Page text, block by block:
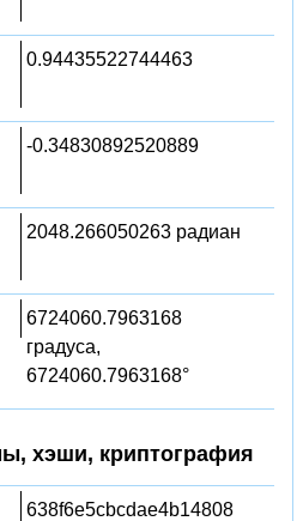
0.94435522744463
-0.34830892520889
2048.266050263 радиан
6724060.7963168
градуса,
6724060.7963168°
хэши, криптография
638f6e5cbcdae4b14808